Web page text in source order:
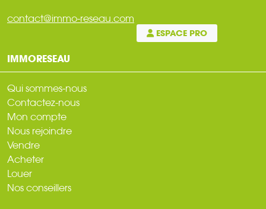
contact@immo-reseau.com
ESPACE PRO
IMMORESEAU
Qui sommes-nous
Contactez-nous
Mon compte
Nous rejoindre
Vendre
Acheter
Louer
Nos conseillers